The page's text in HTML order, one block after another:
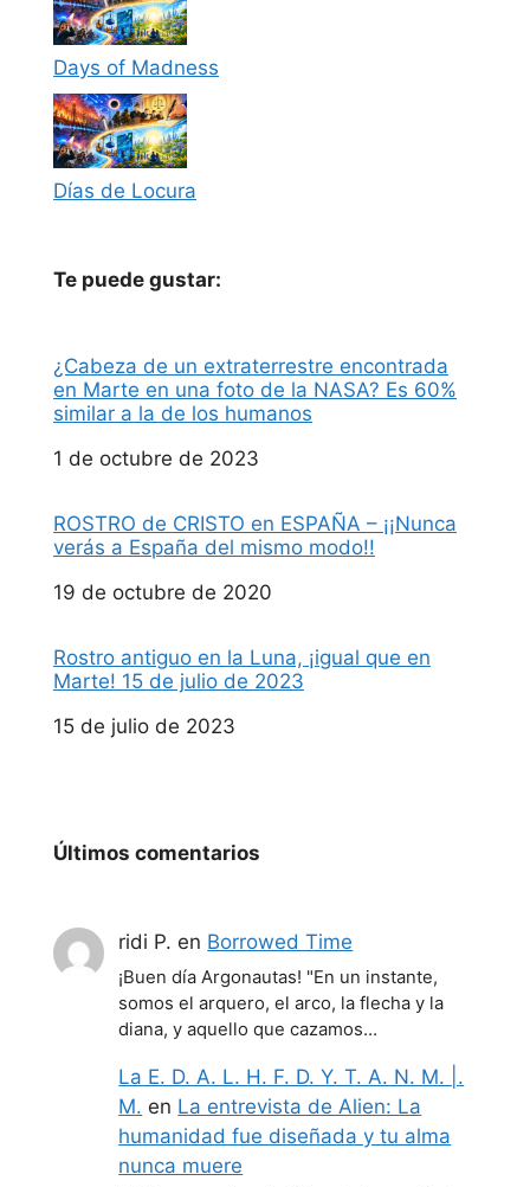
Days of Madness
Días de Locura
Te puede gustar:
¿Cabeza de un extraterrestre encontrada
en Marte en una foto de la NASA? Es 60%
similar a la de los humanos
Fecha
1 de octubre de 2023
ROSTRO de CRISTO en ESPAÑA – ¡¡Nunca
verás a España del mismo modo!!
Fecha
19 de octubre de 2020
Rostro antiguo en la Luna, ¡igual que en
Marte! 15 de julio de 2023
Fecha
15 de julio de 2023
Últimos comentarios
ridi P. en Borrowed Time
¡Buen día Argonautas! "En un instante,
somos el arquero, el arco, la flecha y la
diana, y aquello que cazamos…
La E. D. A. L. H. F. D. Y. T. A. N. M. |.
M. en La entrevista de Alien: La
humanidad fue diseñada y tu alma
nunca muere